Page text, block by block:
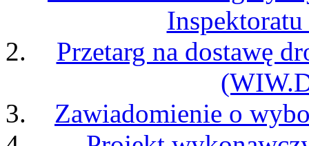
Przetarg na dostawę
Zawiadomienie o